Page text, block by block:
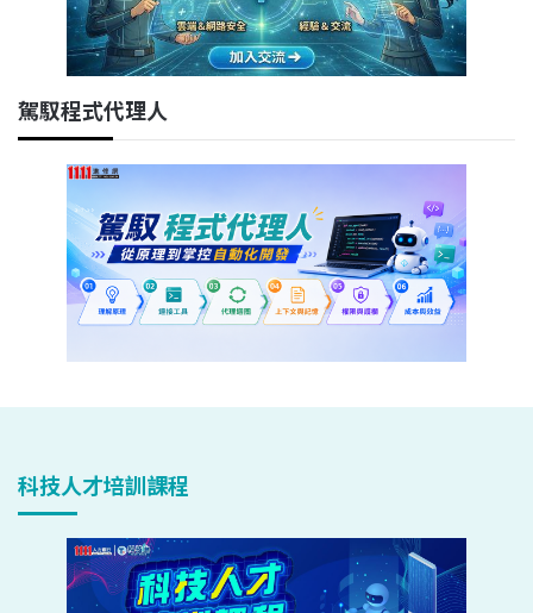
駕馭程式代理人
科技人才培訓課程